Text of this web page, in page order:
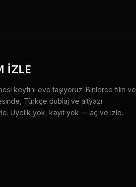
IZLE
keyfini eve taşıyoruz. Binlerce film ve
Türkçe dublaj ve altyazı
Üyelik yok, kayıt yok — aç ve izle.